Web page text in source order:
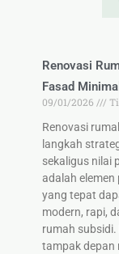
Renovasi
Fasad
09/01/2026
Renovasi
langkah
sekaligus nilai
adalah
yang tepat
modern, rapi,
rumah
tampak depan